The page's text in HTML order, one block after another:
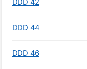
DDD 42
DDD 44
DDD 46